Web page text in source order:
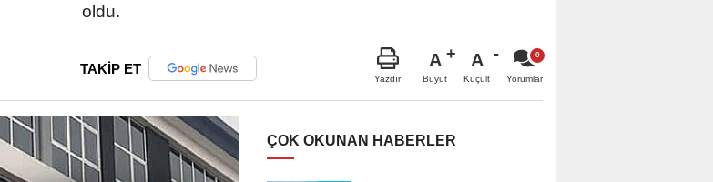
oldu.
TAKİP ET
Yazdır
A
Büyüt
A
Küçült Yorumlar
ÇOK OKUNAN HABERLER